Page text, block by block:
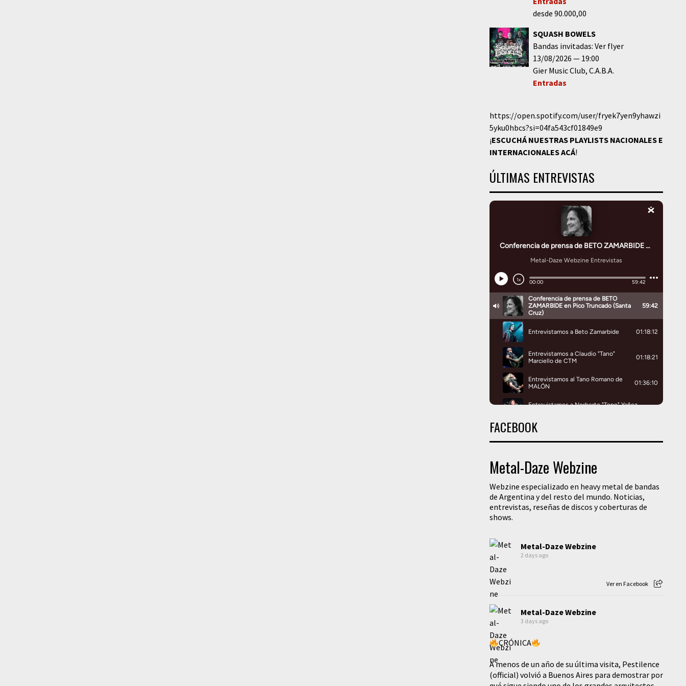
desde 90.000,00
SQUASH BOWELS
Bandas invitadas: Ver flyer
13/08/2026
19:00
Gier Music Club C.A.B.A.
Entradas
https://open.spotify.com/user/fryek7yen9yhawzi
5yku0hbcs?si=04fa543cf01849e9
¡ESCUCHÁ NUESTRAS PLAYLISTS NACIONALES E
INTERNACIONALESACÁ!
ÚLTIMAS ENTREVISTAS
FACEBOOK
Metal-Daze Webzine
Webzine especializado en heavy metal de bandas
de Argentina y del resto del mundo. Noticias,
entrevistas, reseñas de discos y coberturas de
shows.
Metal-Daze Webzine
2 days ago
Ver en Facebook
Metal-Daze Webzine
3 days ago
CRÓNICA
A menos de un año de su última visita, Pestilence
(official) volvió a Buenos Aires para demostrar por